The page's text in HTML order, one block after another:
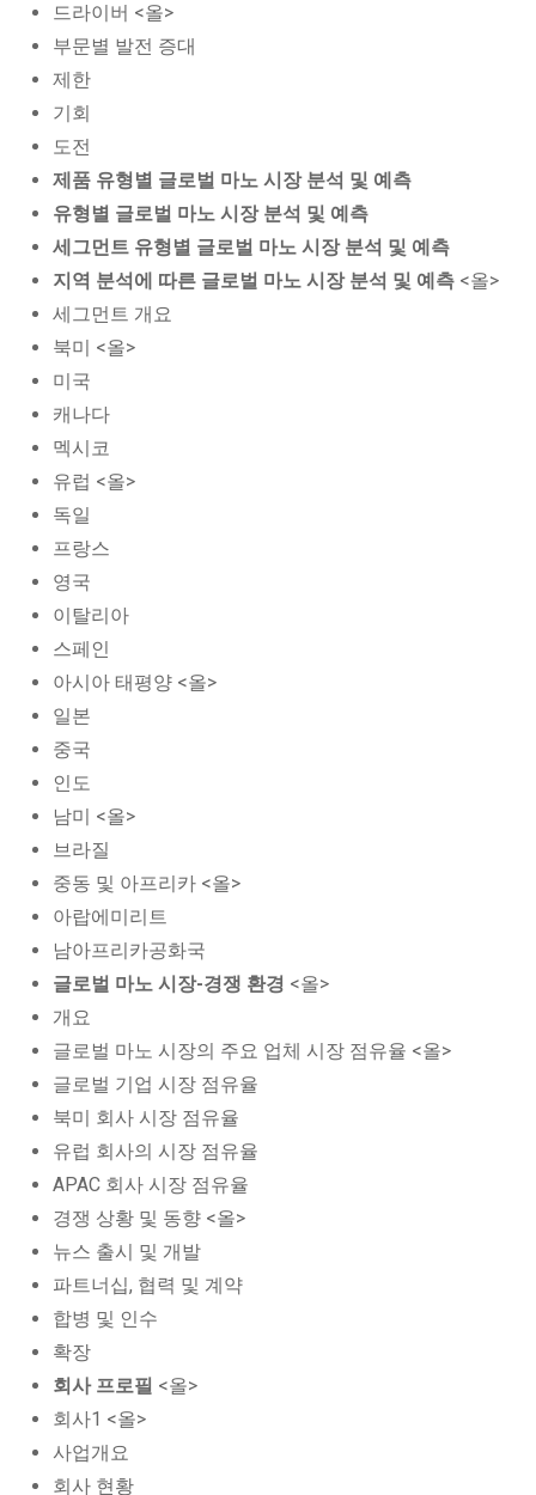
드라이버 <올>
부문별 발전 증대
제한
기회
도전
제품 유형별 글로벌 마노 시장 분석 및 예측
유형별 글로벌 마노 시장 분석 및 예측
세그먼트 유형별 글로벌 마노 시장 분석 및 예측
지역 분석에 따른 글로벌 마노 시장 분석 및 예측 <올>
세그먼트 개요
북미 <올>
미국
캐나다
멕시코
유럽 <올>
독일
프랑스
영국
이탈리아
스페인
아시아 태평양 <올>
일본
중국
인도
남미 <올>
브라질
중동 및 아프리카 <올>
아랍에미리트
남아프리카공화국
글로벌 마노 시장-경쟁 환경 <올>
개요
글로벌 마노 시장의 주요 업체 시장 점유율 <올>
글로벌 기업 시장 점유율
북미 회사 시장 점유율
유럽 회사의 시장 점유율
APAC 회사 시장 점유율
경쟁 상황 및 동향 <올>
뉴스 출시 및 개발
파트너십, 협력 및 계약
합병 및 인수
확장
회사 프로필 <올>
회사1 <올>
사업개요
회사 현황